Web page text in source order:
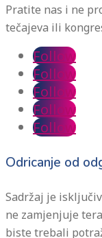
Pratite nas i ne
tečajeva ili
Follow
Follow
Follow
Follow
Follow
Odricanje od
Sadržaj je
ne zamjenjuje
biste trebali